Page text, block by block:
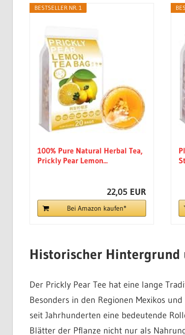
BESTSELLER NR. 1
100% Pure Natural Herbal Tea,
Prickly Pear Lemon...
22,05 EUR
Bei Amazon kaufen*
Historischer Hintergrund
Der Prickly Pear Tee hat eine lange
Besonders in den Regionen Mexikos
seit Jahrhunderten eine bedeutende
Blätter der Pflanze nicht nur als